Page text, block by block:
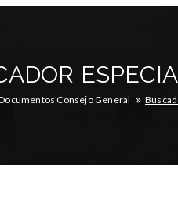
Consejo General